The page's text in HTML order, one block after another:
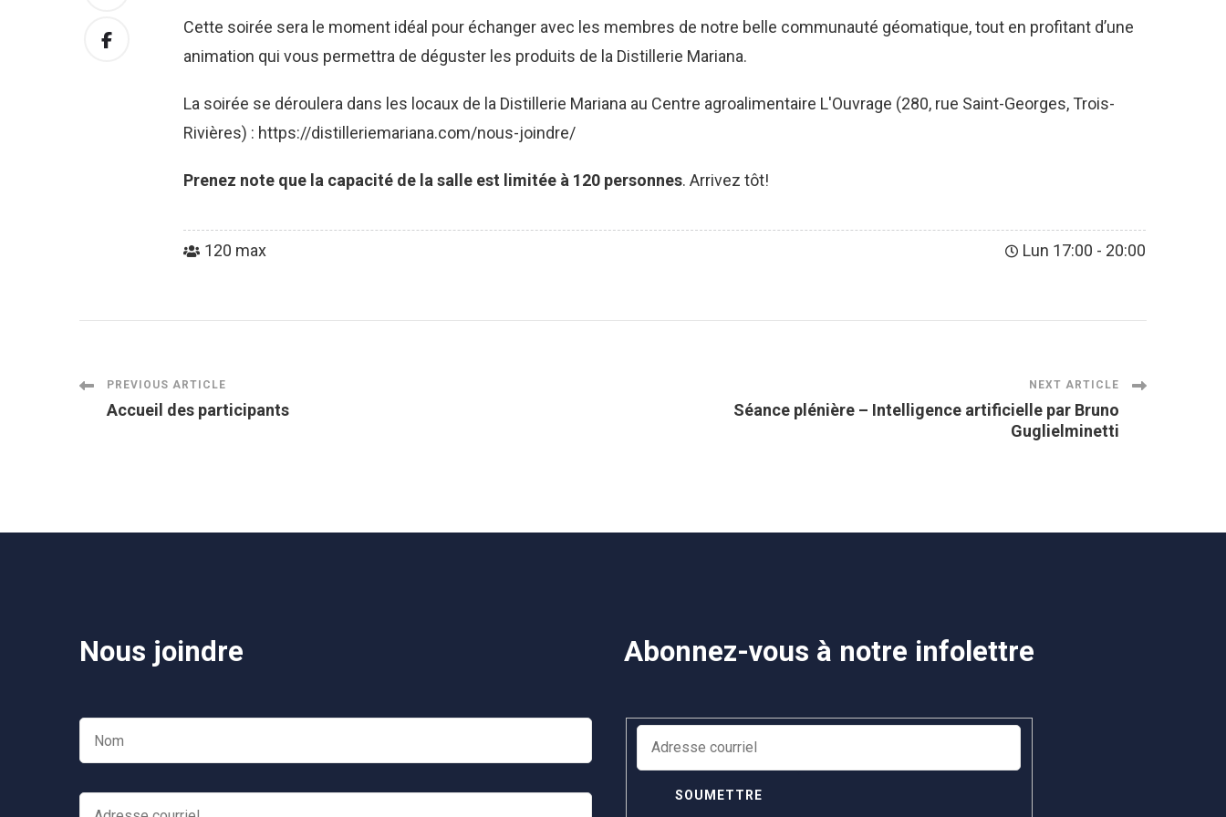
Cette soirée sera le moment idéal pour échanger avec les membres de notre belle communauté géomatique, tout en profitant d’une
animation qui vous permettra de déguster les produits de la Distillerie Mariana.
La soirée se déroulera dans les locaux de la Distillerie Mariana au Centre agroalimentaire L'Ouvrage (280, rue Saint-Georges, Trois-
Rivières) : https://distilleriemariana.com/nous-joindre/
Prenez note que la capacité de la salle est limitée à 120 personnes. Arrivez tôt!
Lun 17:00 - 20:00
120 max
Post
PREVIOUS ARTICLE
Accueil des participants
NEXT ARTICLE
Séance plénière – Intelligence artificielle par Bruno
Guglielminetti
Nous joindre Abonnez-vous à notre infolettre